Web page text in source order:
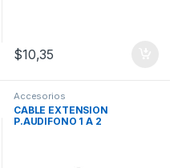
$10,35
Accesorios
CABLE EXTENSION
P.AUDIFONO 1 A 2